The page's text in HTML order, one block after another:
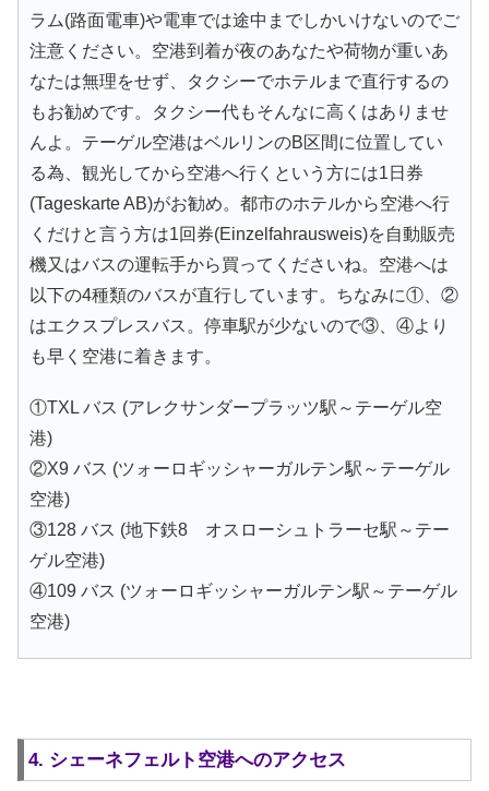
ラム(路面電車)や電車では途中までしかいけないのでご
注意ください。空港到着が夜のあなたや荷物が重いあ
なたは無理をせず、タクシーでホテルまで直行するの
もお勧めです。タクシー代もそんなに高くはありませ
んよ。テーゲル空港はベルリンのB区間に位置してい
る為、観光してから空港へ行くという方には1日券
(Tageskarte AB)がお勧め。都市のホテルから空港へ行
くだけと言う方は1回券(Einzelfahrausweis)を自動販売
機又はバスの運転手から買ってくださいね。空港へは
以下の4種類のバスが直行しています。ちなみに①、②
はエクスプレスバス。停車駅が少ないので③、④より
も早く空港に着きます。
①TXL バス (アレクサンダープラッツ駅～テーゲル空
港)
②X9 バス (ツォーロギッシャーガルテン駅～テーゲル
空港)
③128 バス (地下鉄8 オスローシュトラーセ駅～テー
ゲル空港)
④109 バス (ツォーロギッシャーガルテン駅～テーゲル
空港)
4. シェーネフェルト空港へのアクセス